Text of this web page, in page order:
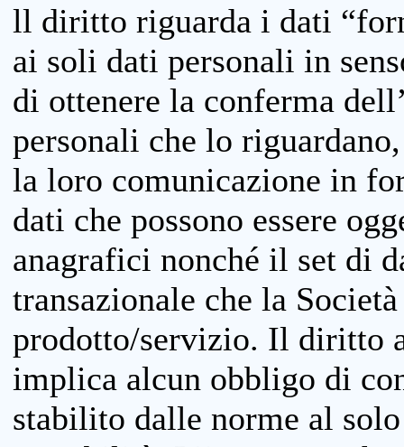
ll diritto riguarda i dati
ai soli dati personali in
di ottenere la conferma
personali che lo
la loro comunicazione in
dati che possono essere
anagrafici nonché il set di
transazionale che la
prodotto/servizio. Il diritto
implica alcun obbligo di
stabilito dalle norme al